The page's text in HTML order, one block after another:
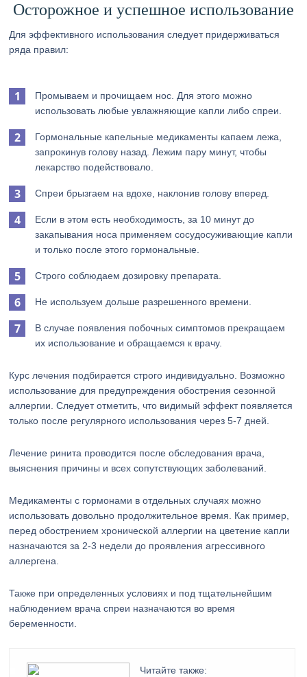
Осторожное и успешное использование
Для эффективного использования следует придерживаться
ряда правил:
Промываем и прочищаем нос. Для этого можно
использовать любые увлажняющие капли либо спреи.
Гормональные капельные медикаменты капаем лежа,
запрокинув голову назад. Лежим пару минут, чтобы
лекарство подействовало.
Спреи брызгаем на вдохе, наклонив голову вперед.
Если в этом есть необходимость, за 10 минут до
закапывания носа применяем сосудосуживающие капли
и только после этого гормональные.
Строго соблюдаем дозировку препарата.
Не используем дольше разрешенного времени.
В случае появления побочных симптомов прекращаем
их использование и обращаемся к врачу.
Курс лечения подбирается строго индивидуально. Возможно
использование для предупреждения обострения сезонной
аллергии. Следует отметить, что видимый эффект появляется
только после регулярного использования через 5-7 дней.
Лечение ринита проводится после обследования врача,
выяснения причины и всех сопутствующих заболеваний.
Медикаменты с гормонами в отдельных случаях можно
использовать довольно продолжительное время. Как пример,
перед обострением хронической аллергии на цветение капли
назначаются за 2-3 недели до проявления агрессивного
аллергена.
Также при определенных условиях и под тщательнейшим
наблюдением врача спреи назначаются во время
беременности.
Читайте также: